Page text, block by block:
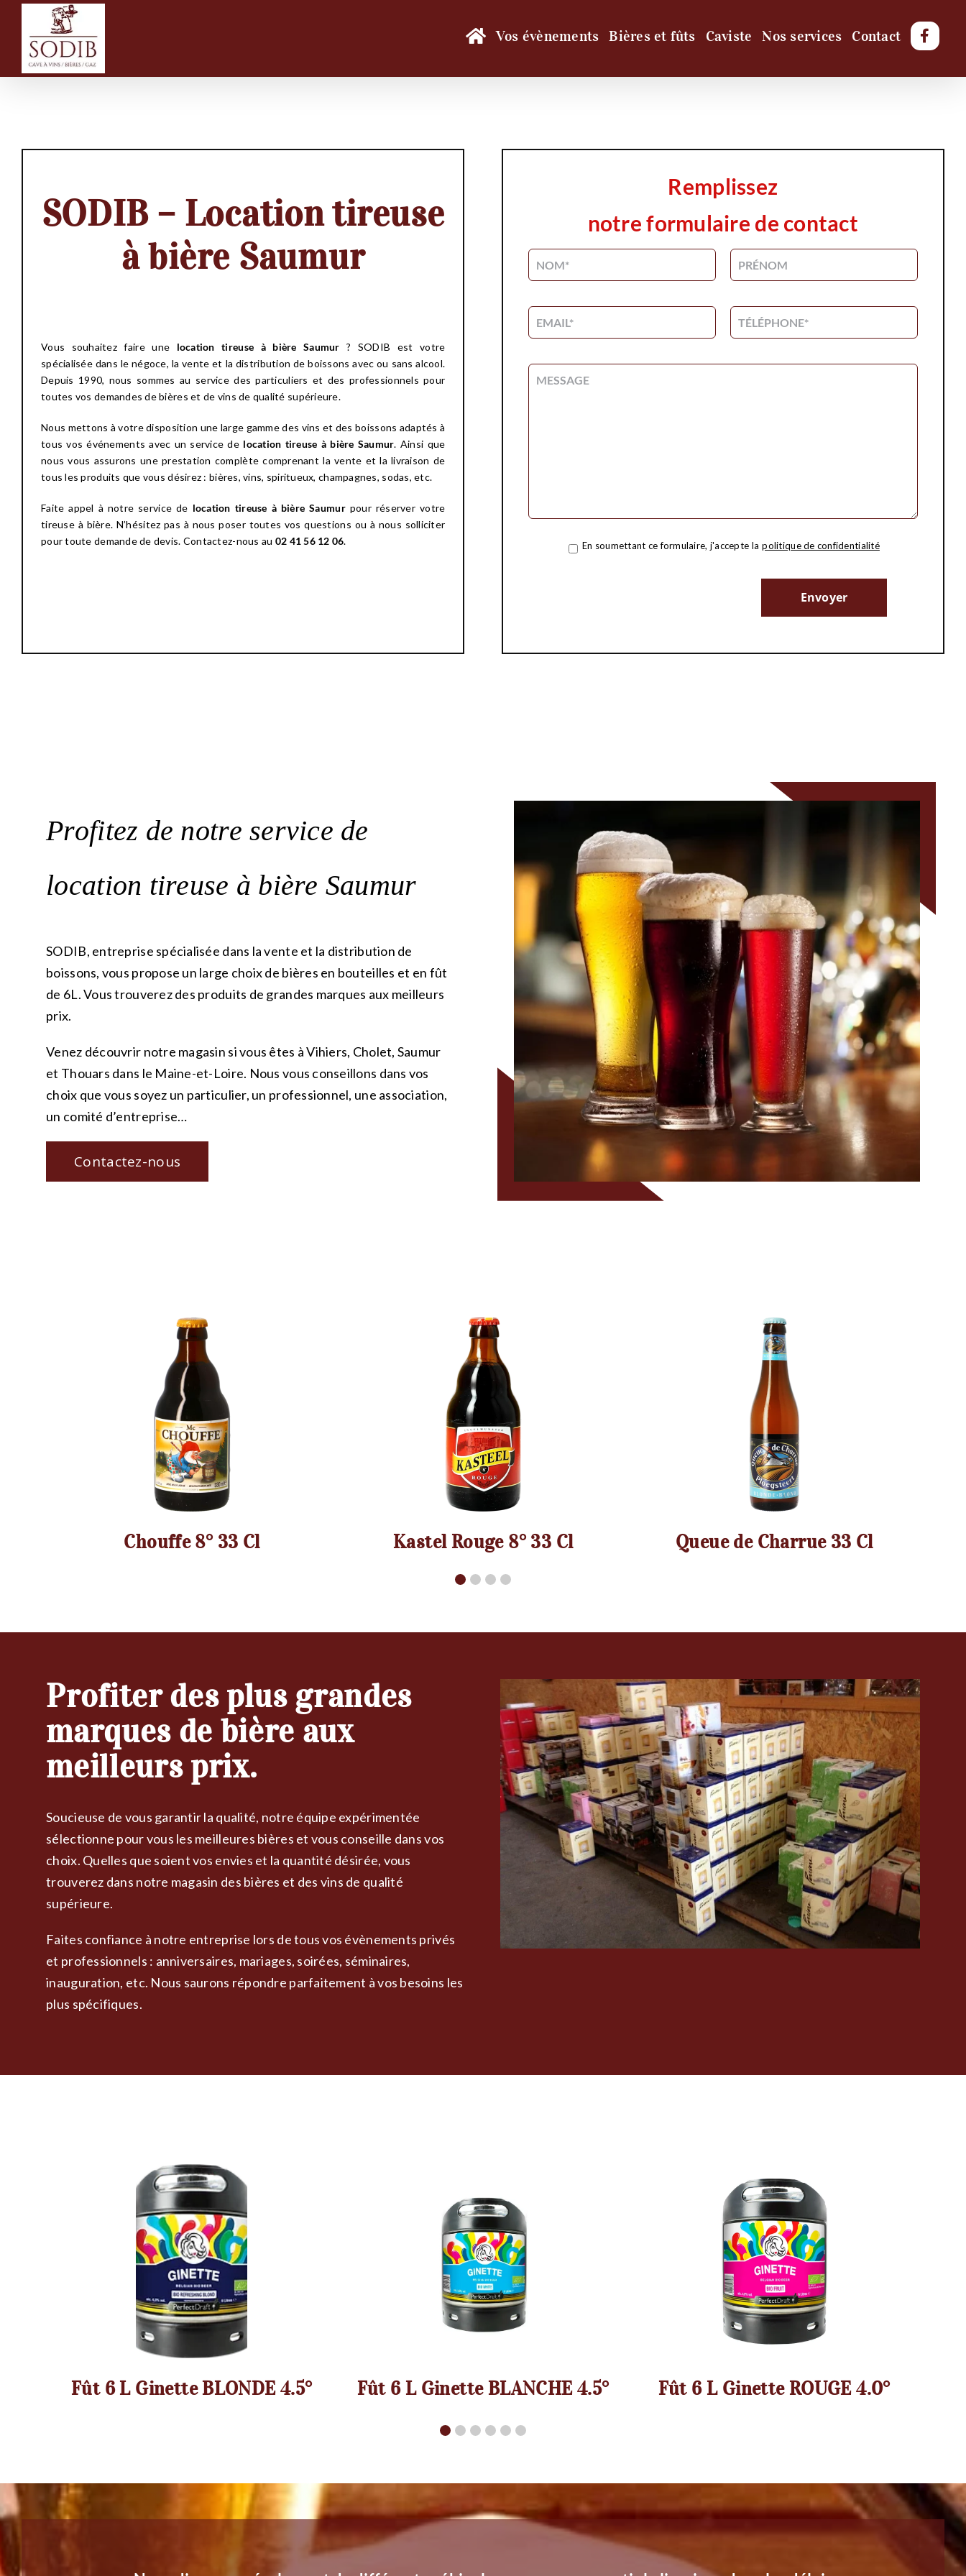
contenu
Vos évènements Bières et fûts Caviste Nos services Contact
SODIB – Location tireuse
à bière Saumur
Vous souhaitez faire une location tireuse à bière Saumur? SODIB est votre
spécialisée dans le négoce, la vente et la distribution de boissons avec ou sans alcool.
Depuis 1990, nous sommes au service des particuliers et des professionnels pour
toutes vos demandes de bières et de vins de qualité supérieure.
Nous mettons à votre disposition une large gamme des vins et des boissons adaptés à
tous vos événements avec un service de location tireuse à bière Saumur. Ainsi que
nous vous assurons une prestation complète comprenant la vente et la livraison de
tous les produits que vous désirez : bières, vins, spiritueux, champagnes, sodas, etc.
Faite appel à notre service de location tireuse à bière Saumur pour réserver votre
tireuse à bière. N’hésitez pas à nous poser toutes vos questions ou à nous solliciter
pour toute demande de devis. Contactez-nous au 02 41 56 12 06.
Remplissez
notre formulaire de contact
En soumettant ce formulaire, j'accepte la politique de confidentialité
Profitez de notre service de
location tireuse à bière Saumur
SODIB, entreprise spécialisée dans la vente et la distribution de
boissons, vous propose un large choix de bières en bouteilles et en fût
de 6L. Vous trouverez des produits de grandes marques aux meilleurs
prix.
Venez découvrir notre magasin si vous êtes à Vihiers, Cholet, Saumur
et Thouars dans le Maine-et-Loire. Nous vous conseillons dans vos
choix que vous soyez un particulier, un professionnel, une association,
un comité d’entreprise…
Contactez-nous
Kastel Rouge 8° 33 Cl Queue de Charrue 33 Cl Cuvée des Trolls 25 Cl
Profiter des plus grandes
marques de bière aux
meilleurs prix.
Soucieuse de vous garantir la qualité, notre équipe expérimentée
sélectionne pour vous les meilleures bières et vous conseille dans vos
choix. Quelles que soient vos envies et la quantité désirée, vous
trouverez dans notre magasin des bières et des vins de qualité
supérieure.
Faites confiance à notre entreprise lors de tous vos évènements privés
et professionnels : anniversaires, mariages, soirées, séminaires,
inauguration, etc. Nous saurons répondre parfaitement à vos besoins les
plus spécifiques.
Fût 6 L Ginette BLONDE 4.5° Fût 6 L Ginette BLANCHE 4.5° Fût 6 L Ginette ROUGE 4.0°